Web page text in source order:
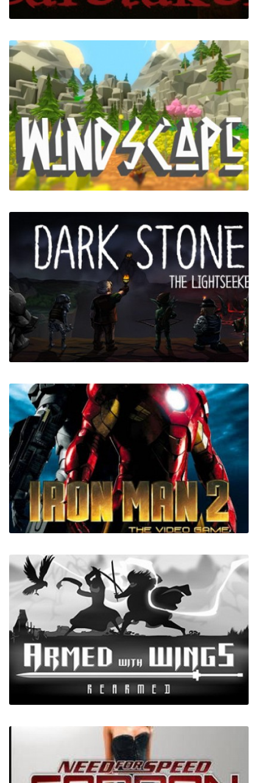
Caretaker
Windscape
Dark Stone: The Lightseeker
Железный Человек 2